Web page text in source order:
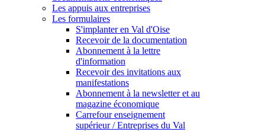
Les appuis aux entreprises
Les formulaires
S'implanter en Val d'Oise
Recevoir de la documentation
Abonnement à la lettre
d'information
Recevoir des invitations aux
manifestations
Abonnement à la newsletter et au
magazine économique
Carrefour enseignement
supérieur / Entreprises du Val